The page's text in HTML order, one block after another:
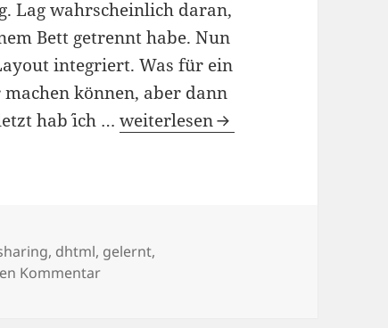
Lag wahrscheinlich daran,
Bett getrennt habe. Nun
integriert. Was für ein
können, aber dann
hab´ ich …03/10/2009
weiterlesen
, dhtml, gelernt,
Kommentarzu 03/10/2009